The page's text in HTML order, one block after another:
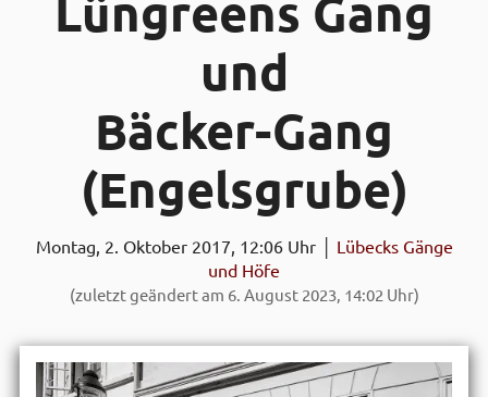
Lün­greens Gang
und
Bäcker-Gang
(Engels­grube)
Montag, 2. Oktober 2017, 12:06 Uhr │ Lübecks Gänge
und Höfe
(zuletzt geändert am 6. August 2023, 14:02 Uhr)